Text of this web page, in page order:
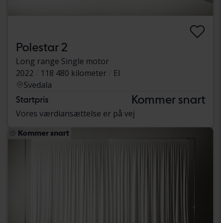
Polestar 2
Long range Single motor
2022
118 480 kilometer
El
Svedala
Startpris Kommer snart
Vores værdiansættelse er på vej
Kommer snart